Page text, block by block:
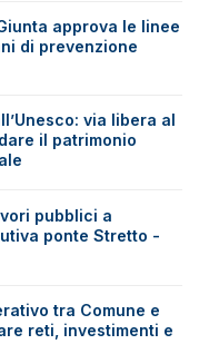
approva le linee
di prevenzione
via libera al
il patrimonio
pubblici a
ponte Stretto -
tra Comune e
reti, investimenti e